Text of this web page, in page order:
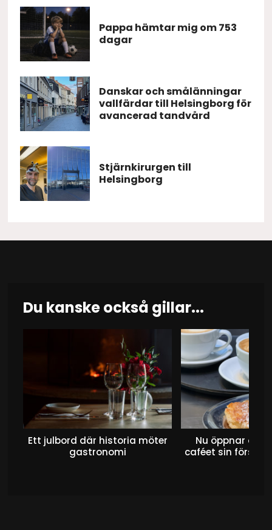
Pappa hämtar mig om 753
dagar
Danskar och smålänningar
vallfärdar till Helsingborg för
avancerad tandvård
Stjärnkirurgen till
Helsingborg
Du kanske också gillar...
Ett julbord där historia möter
gastronomi
Nu öppnar det
caféet sin första